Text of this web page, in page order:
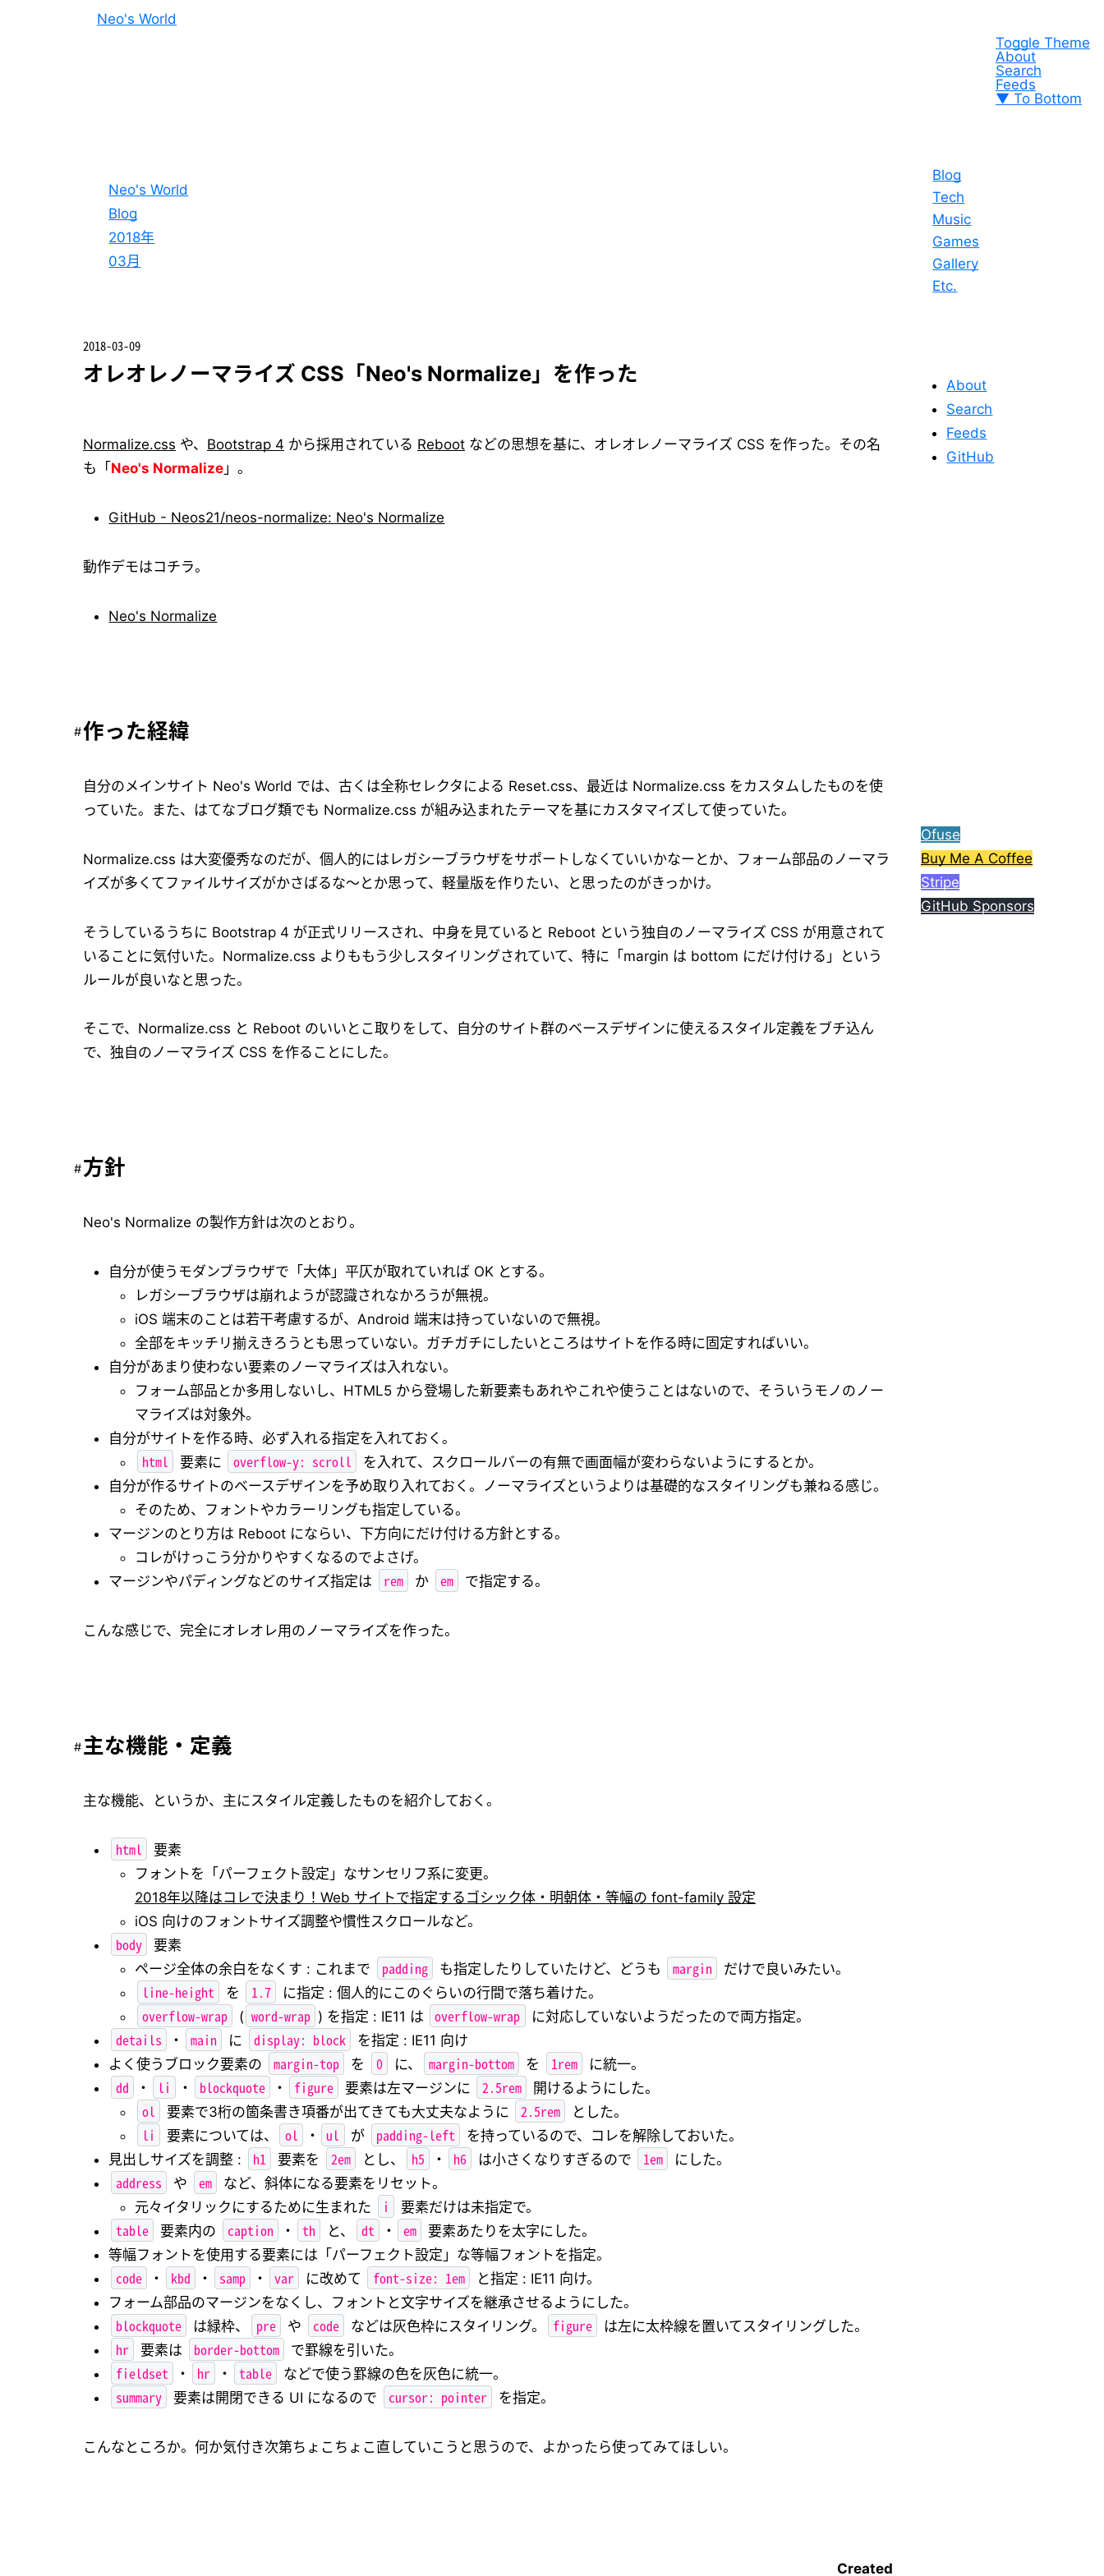
Neo's World
Toggle Theme
About
Search
Feeds
▼ To Bottom
Blog
Tech
Music
Games
Gallery
Etc.
Neo's World
Blog
2018年
03月
2018-03-09
オレオレノーマライズ CSS「Neo's Normalize」を作った
Normalize.css や、 Bootstrap 4 から採用されている Reboot などの思想を基に、オレオレノーマライズ CSS を作った。その名
も「Neo's Normalize 」。
GitHub - Neos21/neos-normalize: Neo's Normalize
動作デモはコチラ。
Neo's Normalize
作った経緯
自分のメインサイト Neo's World では、古くは全称セレクタによる Reset.css、最近は Normalize.css をカスタムしたものを使
っていた。また、はてなブログ類でも Normalize.css が組み込まれたテーマを基にカスタマイズして使っていた。
Normalize.css は大変優秀なのだが、個人的にはレガシーブラウザをサポートしなくていいかなーとか、フォーム部品のノーマラ
イズが多くてファイルサイズがかさばるな〜とか思って、軽量版を作りたい、と思ったのがきっかけ。
そうしているうちに Bootstrap 4 が正式リリースされ、中身を見ていると Reboot という独自のノーマライズ CSS が用意されて
いることに気付いた。Normalize.css よりももう少しスタイリングされていて、特に「margin は bottom にだけ付ける」という
ルールが良いなと思った。
そこで、Normalize.css と Reboot のいいとこ取りをして、自分のサイト群のベースデザインに使えるスタイル定義をブチ込ん
で、独自のノーマライズ CSS を作ることにした。
方針
Neo's Normalize の製作方針は次のとおり。
自分が使うモダンブラウザで「大体」平仄が取れていれば OK とする。
レガシーブラウザは崩れようが認識されなかろうが無視。
iOS 端末のことは若干考慮するが、Android 端末は持っていないので無視。
全部をキッチリ揃えきろうとも思っていない。ガチガチにしたいところはサイトを作る時に固定すればいい。
自分があまり使わない要素のノーマライズは入れない。
フォーム部品とか多用しないし、HTML5 から登場した新要素もあれやこれや使うことはないので、そういうモノのノー
マライズは対象外。
自分がサイトを作る時、必ず入れる指定を入れておく。
html 要素に overflow-y: scroll
を入れて、スクロールバーの有無で画面幅が変わらないようにするとか。
自分が作るサイトのベースデザインを予め取り入れておく。ノーマライズというよりは基礎的なスタイリングも兼ねる感じ。
そのため、フォントやカラーリングも指定している。
マージンのとり方は Reboot にならい、下方向にだけ付ける方針とする。
コレがけっこう分かりやすくなるのでよさげ。
マージンやパディングなどのサイズ指定は
rem か em で指定する。
こんな感じで、完全にオレオレ用のノーマライズを作った。
主な機能・定義
主な機能、というか、主にスタイル定義したものを紹介しておく。
html
要素
フォントを「パーフェクト設定」なサンセリフ系に変更。
2018年以降はコレで決まり！Web サイトで指定するゴシック体・明朝体・等幅の font-family 設定
iOS 向けのフォントサイズ調整や慣性スクロールなど。
body
要素
ページ全体の余白をなくす : これまで
padding も指定したりしていたけど、どうも margin だけで良いみたい。
line-height を 1.7 に指定 : 個人的にこのぐらいの行間で落ち着けた。
overflow-wrap ( word-wrap ) を指定 : IE11 は overflow-wrap に対応していないようだったので両方指定。
details ・ main に display: block
を指定 : IE11 向け
よく使うブロック要素の
margin-top を 0 に、 margin-bottom を 1rem に統一。
dd ・ li ・ blockquote ・ figure 要素は左マージンに 2.5rem 開けるようにした。
ol 要素で3桁の箇条書き項番が出てきても大丈夫なように 2.5rem とした。
li 要素については、 ol ・ ul が padding-left
を持っているので、コレを解除しておいた。
見出しサイズを調整 :
h1 要素を 2em とし、 h5 ・ h6 は小さくなりすぎるので 1em にした。
address や em
など、斜体になる要素をリセット。
元々イタリックにするために生まれた
i 要素だけは未指定で。
table 要素内の caption ・ th と、 dt ・ em
要素あたりを太字にした。
等幅フォントを使用する要素には「パーフェクト設定」な等幅フォントを指定。
code ・ kbd ・ samp ・ var に改めて font-size: 1em
と指定 : IE11 向け。
フォーム部品のマージンをなくし、フォントと文字サイズを継承させるようにした。
blockquote は緑枠、 pre や code などは灰色枠にスタイリング。 figure は左に太枠線を置いてスタイリングした。
hr 要素は border-bottom で罫線を引いた。
fieldset ・ hr ・ table などで使う罫線の色を灰色に統一。
summary 要素は開閉できる UI になるので cursor: pointer を指定。
こんなところか。何か気付き次第ちょこちょこ直していこうと思うので、よかったら使ってみてほしい。
Ofuse
Buy Me A Coffee
Stripe
GitHub Sponsors
Created
About
Search
Feeds
GitHub